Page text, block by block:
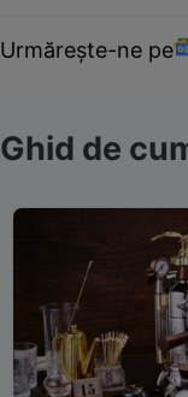
Urmărește-ne pe
Ghid de